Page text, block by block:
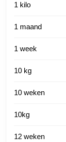
1 kilo
1 maand
1 week
10 kg
10 weken
10kg
12 weken